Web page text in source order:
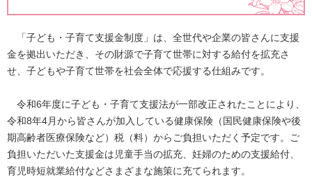
「子ども・子育て支援金制度」は、全世代や企業の皆さんに支援
金を拠出いただき、その財源で子育て世帯に対する給付を拡充さ
せ、子どもや子育て世帯を社会全体で応援する仕組みです。
令和6年度に子ども・子育て支援法が一部改正されたことにより、
令和8年4月から皆さんが加入している健康保険（国民健康保険や後
期高齢者医療保険など）税（料）からご負担いただく予定です。ご
負担いただいた支援金は児童手当の拡充、妊婦のための支援給付、
育児時短就業給付などさまざまな施策に充てられます。